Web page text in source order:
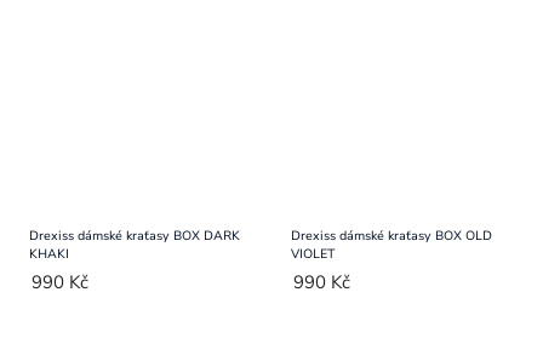
Drexiss dámské kraťasy BOX DARK
KHAKI
990 Kč
Drexiss dámské kraťasy BOX OLD
VIOLET
990 Kč